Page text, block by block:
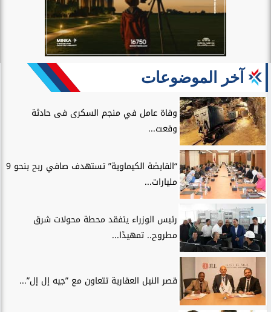
آخر الموضوعات
وفاة عامل في منجم السكرى فى حادثة
وقعت...
“القابضة الكيماوية” تستهدف صافي ربح بنحو 9
مليارات...
رئيس الوزراء يتفقد محطة محولات شرق
مطروح.. تمهيدًا...
قصر النيل العقارية تتعاون مع ”جيه إل إل”...